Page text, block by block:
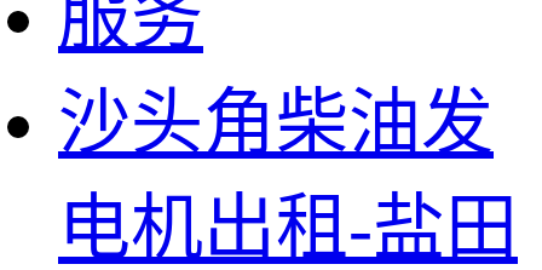
沙头角柴油发
电机出租-盐田